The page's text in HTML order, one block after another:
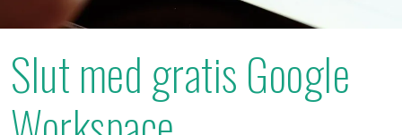
Slut med gratis Google